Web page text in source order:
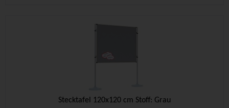
Stecktafel 120x120 cm Stoff: Grau